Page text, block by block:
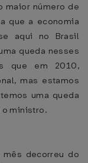
maior número de
que a economia
aqui no Brasil
queda nesses
que em 2010,
mas estamos
uma queda
o ministro.
decorreu do